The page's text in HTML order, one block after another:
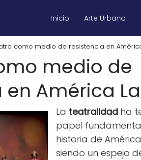
Inicio Arte Urbano
como medio de resistencia en
medio de
en América
La teatralidad ha
papel
historia de
siendo un espejo